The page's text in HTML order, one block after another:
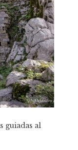
guiadas al